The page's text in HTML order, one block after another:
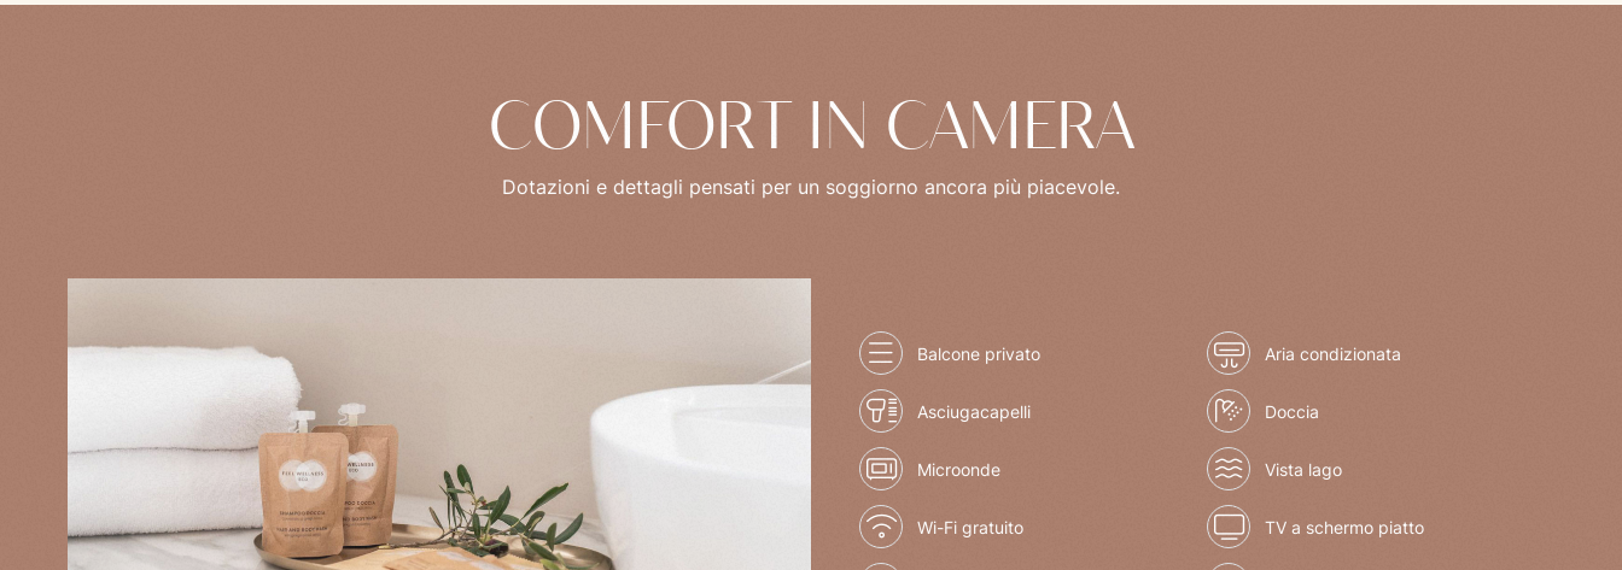
COMFORT IN CAMERA
Dotazioni e dettagli pensati per un soggiorno ancora più piacevole.
Balcone privato Aria condizionata
Asciugacapelli Doccia
Microonde Vista lago
Wi-Fi gratuito TV a schermo piatto